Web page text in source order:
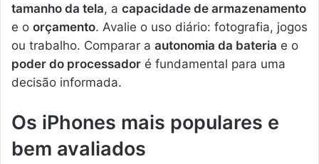
tamanho da tela, a capacidade de armazenamento
e o orçamento. Avalie o uso diário: fotografia, jogos
ou trabalho. Comparar a autonomia da bateria e o
poder do processador é fundamental para uma
decisão informada.
Os iPhones mais populares e
bem avaliados